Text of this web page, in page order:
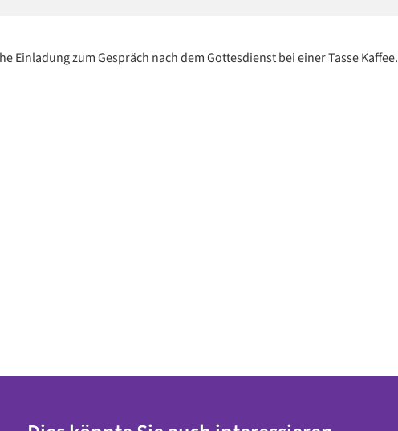
Einladung zum Gespräch nach dem Gottesdienst bei einer Tasse Kaffee.